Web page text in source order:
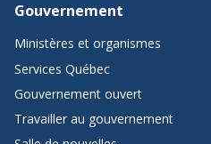
Gouvernement
Ministères et organismes
Services Québec
Gouvernement ouvert
Travailler au gouvernement